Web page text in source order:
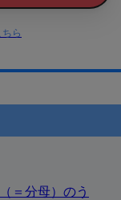
ら
＝分母）のう